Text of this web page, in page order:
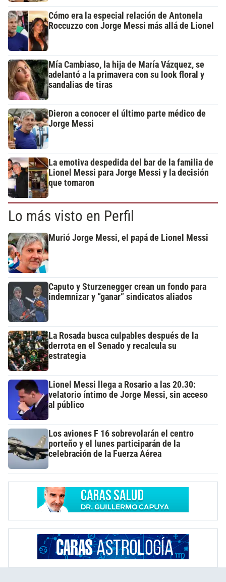
Cómo era la especial relación de Antonela
Roccuzzo con Jorge Messi más allá de Lionel
Mía Cambiaso, la hija de María Vázquez, se
adelantó a la primavera con su look floral y
sandalias de tiras
Dieron a conocer el último parte médico de
Jorge Messi
La emotiva despedida del bar de la familia de
Lionel Messi para Jorge Messi y la decisión
que tomaron
Lo más visto en Perfil
Murió Jorge Messi, el papá de Lionel Messi
Caputo y Sturzenegger crean un fondo para
indemnizar y “ganar” sindicatos aliados
La Rosada busca culpables después de la
derrota en el Senado y recalcula su
estrategia
Lionel Messi llega a Rosario a las 20.30:
velatorio íntimo de Jorge Messi, sin acceso
al público
Los aviones F 16 sobrevolarán el centro
porteño y el lunes participarán de la
celebración de la Fuerza Aérea